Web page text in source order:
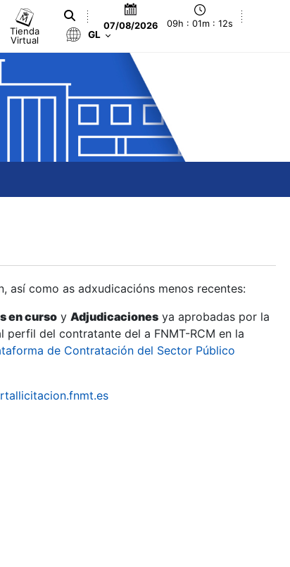
Tienda
Virtual
07/08/2026 09h : 01m : 13s
GL
así como as adxudicacións menos recentes:
en curso y Adjudicaciones ya aprobadas por la
perfil del contratante del a FNMT-RCM en la
de Contratación del Sector Público